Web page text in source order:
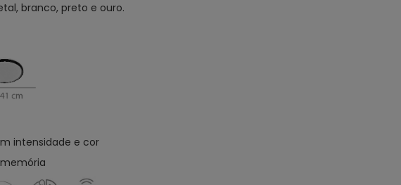
branco, preto e ouro.
intensidade e cor